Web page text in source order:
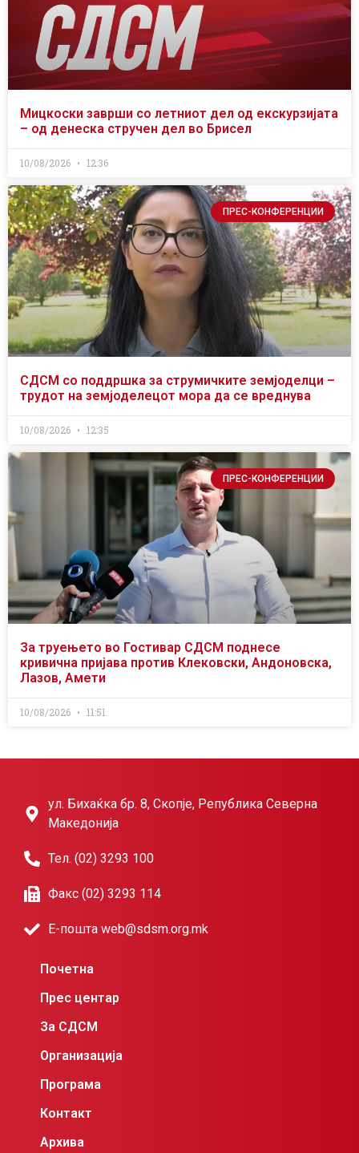
Мицкоски заврши со летниот дел од екскурзијата
– од денеска стручен дел во Брисел
10/08/2026 12:36
ПРЕС-КОНФЕРЕНЦИИ
СДСМ со поддршка за струмичките земјоделци –
трудот на земјоделецот мора да се вреднува
10/08/2026 12:35
ПРЕС-КОНФЕРЕНЦИИ
За труењето во Гостивар СДСМ поднесе
кривична пријава против Клековски, Андоновска,
Лазов, Амети
10/08/2026 11:51
ул. Бихаќка бр. 8, Скопје, Република Северна
Македонија
Тел. (02) 3293 100
Факс (02) 3293 114
Е-пошта web@sdsm.org.mk
Почетна
Прес центар
За СДСМ
Организација
Програма
Контакт
Архива